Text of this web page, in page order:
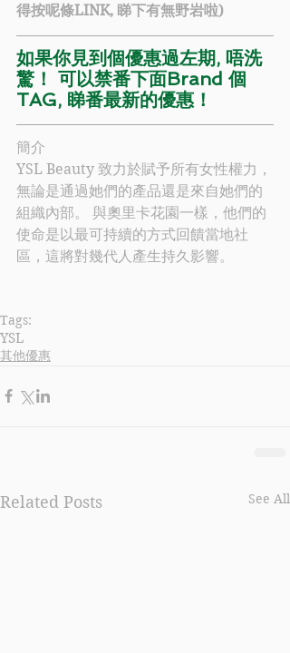
得按呢條LINK, 睇下有無野岩啦)
如果你見到個優惠過左期, 唔洗
驚！ 可以禁番下面Brand 個
TAG, 睇番最新的優惠！
簡介
YSL Beauty 致力於賦予所有女性權力，
無論是通過她們的產品還是來自她們的
組織內部。 與奧里卡花園一樣，他們的
使命是以最可持續的方式回饋當地社
區，這將對幾代人產生持久影響。
Tags:
YSL
其他優惠
Related Posts See All